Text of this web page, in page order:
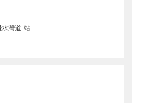
水灣道 站